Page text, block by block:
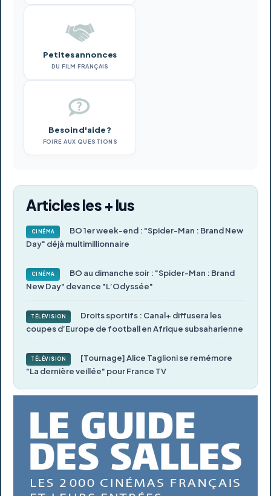
Petites annonces
DU FILM FRANÇAIS
Besoin d'aide ?
FOIRE AUX QUESTIONS
Articles les + lus
CINÉMA
BO 1er week-end : "Spider-Man : Brand New
Day" déjà multimillionnaire
CINÉMA
BO au dimanche soir : "Spider-Man : Brand
New Day" devance "L’Odyssée"
TÉLÉVISION
Droits sportifs : Canal+ diffusera les
coupes d’Europe de football en Afrique subsaharienne
TÉLÉVISION
[Tournage] Alice Taglioni se remémore
"La dernière veillée" pour France TV